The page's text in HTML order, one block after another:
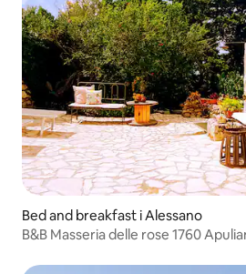
Bed and breakfast i Alessano
B&B Masseria delle rose 1760